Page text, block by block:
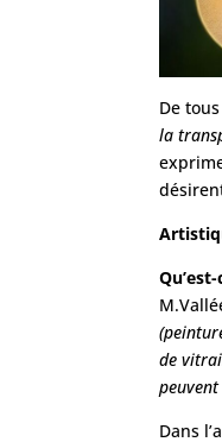
De
la
de
Dans